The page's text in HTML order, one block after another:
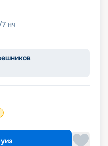
7 нч